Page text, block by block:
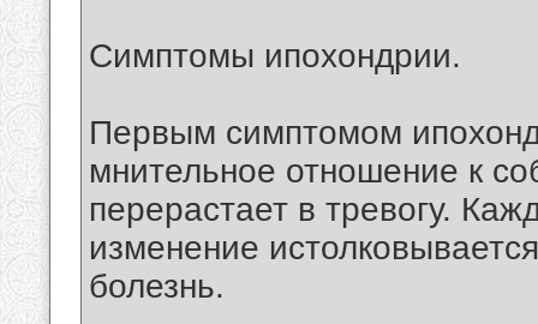
Симптомы ипохондрии.
Первым симптомом
мнительное отношение к
перерастает в тревогу.
изменение
болезнь.